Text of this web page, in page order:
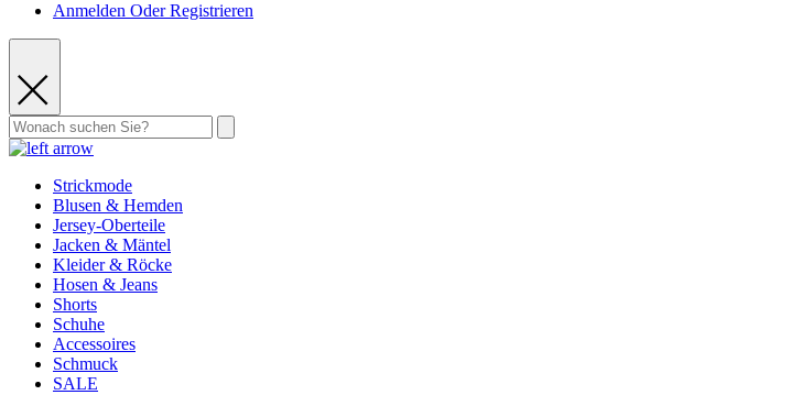
Anmelden Oder Registrieren
Strickmode
Blusen & Hemden
Jersey-Oberteile
Jacken & Mäntel
Kleider & Röcke
Hosen & Jeans
Shorts
Schuhe
Accessoires
Schmuck
SALE